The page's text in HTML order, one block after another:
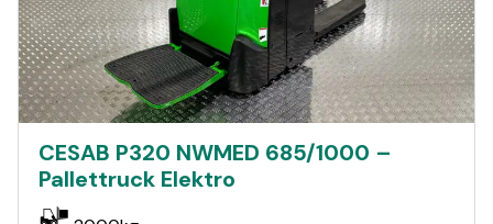
CESAB P320 NWMED 685/1000 –
Pallettruck Elektro